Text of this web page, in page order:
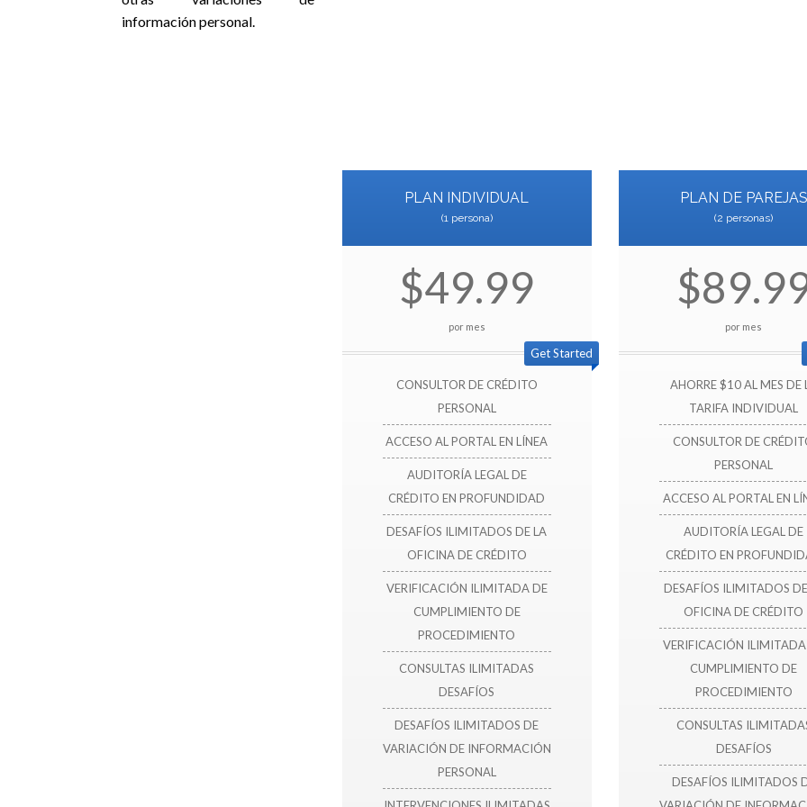
información personal.
PLAN INDIVIDUAL
(1 persona)
$49.99
por mes
Get Started
CONSULTOR DE CRÉDITO
PERSONAL
ACCESO AL PORTAL EN LÍNEA
AUDITORÍA LEGAL DE
CRÉDITO EN PROFUNDIDAD
DESAFÍOS ILIMITADOS DE LA
OFICINA DE CRÉDITO
VERIFICACIÓN ILIMITADA DE
CUMPLIMIENTO DE
PROCEDIMIENTO
CONSULTAS ILIMITADAS
DESAFÍOS
DESAFÍOS ILIMITADOS DE
VARIACIÓN DE INFORMACIÓN
PERSONAL
PLAN DE PAREJAS
(2 personas)
por mes
AHORRE $10 AL MES DE
TARIFA INDIVIDUAL
CONSULTOR DE
PERSONAL
ACCESO AL PORTAL EN
AUDITORÍA LEGAL DE
CRÉDITO EN
DESAFÍOS ILIMITADOS
OFICINA DE CRÉDITO
VERIFICACIÓN
CUMPLIMIENTO DE
PROCEDIMIENTO
CONSULTAS
DESAFÍOS
DESAFÍOS ILIMITADOS